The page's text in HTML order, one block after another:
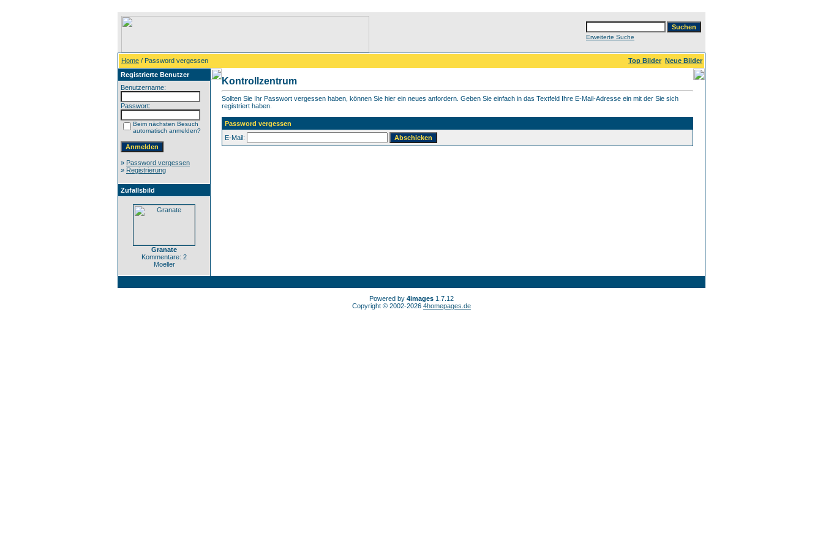
Erweiterte Suche
Home / Password vergessen Top Bilder Neue Bilder
Registrierte Benutzer
Benutzername:
Passwort:
Beim nächsten Besuch
automatisch anmelden?
» Password vergessen
» Registrierung
Zufallsbild
Granate
Kommentare: 2
Moeller
Kontrollzentrum
Sollten Sie Ihr Passwort vergessen haben, können Sie hier ein neues anfordern. Geben Sie einfach in das Textfeld Ihre E-Mail-Adresse ein mit der Sie sich
registriert haben.
Password vergessen
E-Mail:
Powered by 4images 1.7.12
Copyright © 2002-2026 4homepages.de